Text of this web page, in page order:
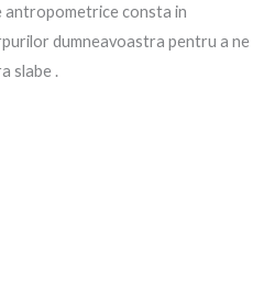
consta in
dumneavoastra pentru a ne
slabe .